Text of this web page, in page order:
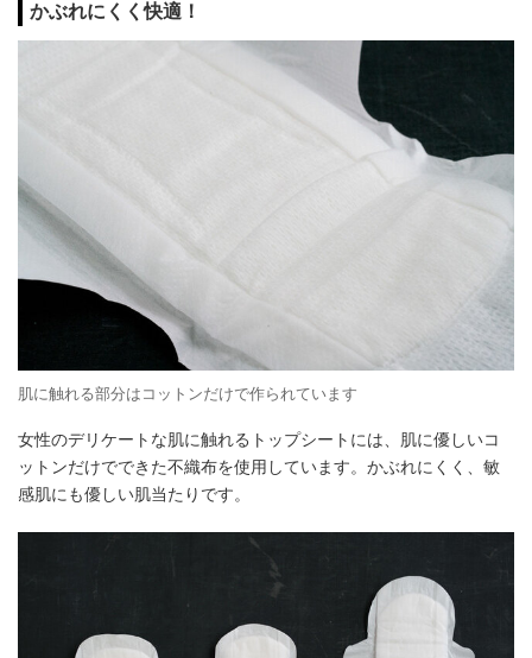
かぶれにくく快適！
肌に触れる部分はコットンだけで作られています
女性のデリケートな肌に触れるトップシートには、肌に優しいコ
ットンだけでできた不織布を使用しています。かぶれにくく、敏
感肌にも優しい肌当たりです。